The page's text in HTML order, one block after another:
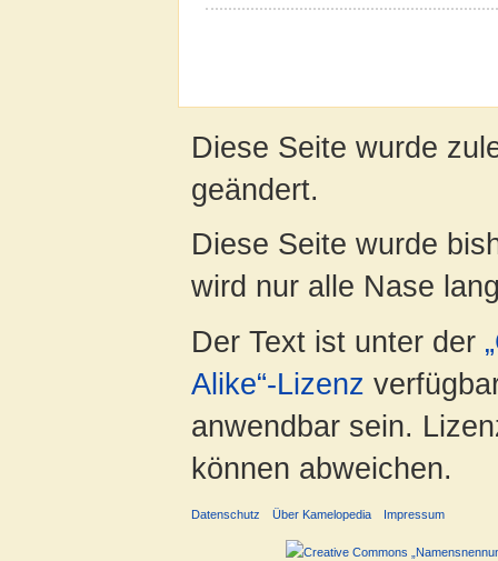
Diese Seite wurde
geändert.
Diese Seite wurde
wird nur alle Nase
Der Text ist unter der
Alike“-Lizenz
anwendbar sein.
können abweichen.
Datenschutz Über Kamelopedia Impressum